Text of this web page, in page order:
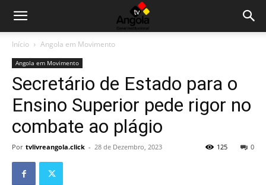
Início Angola em Movimento
Angola em Movimento
Secretário de Estado para o
Ensino Superior pede rigor no
combate ao plágio
Por tvlivreangola.click - 28 de Dezembro, 2023 0
125